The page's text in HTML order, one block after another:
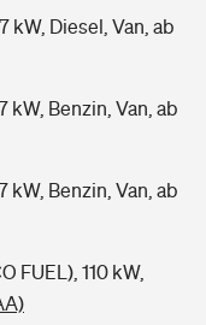
kW, Diesel, Van, ab
kW, Benzin, Van, ab
kW, Benzin, Van, ab
FUEL), 110 kW,